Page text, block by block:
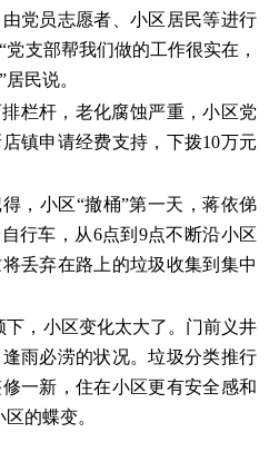
党员志愿者、小区居民等进行
支部帮我们做的工作很实在，
民说。
栏杆，老化腐蚀严重，小区党
镇申请经费支持，下拨10万元
，小区“撤桶”第一天，蒋依俤
行车，从6点到9点不断沿小区
丢弃在路上的垃圾收集到集中
下，小区变化太大了。门前义井
雨必涝的状况。垃圾分类推行
一新，住在小区更有安全感和
的蝶变。